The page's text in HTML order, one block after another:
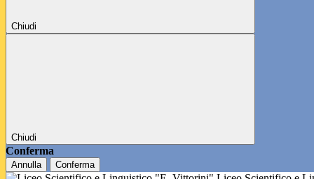
Chiudi
Chiudi
Conferma
Annulla Conferma